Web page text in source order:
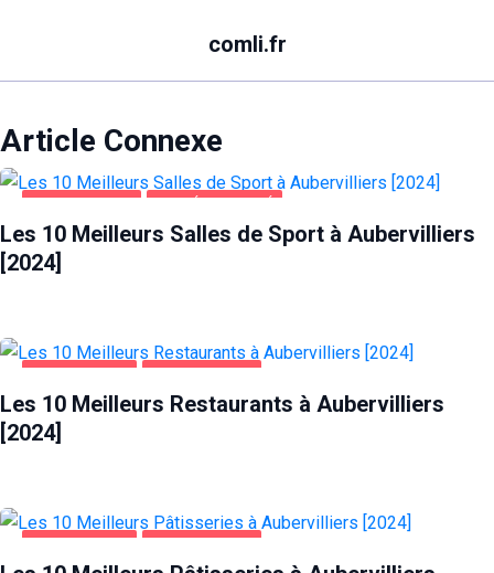
comli.fr
Article Connexe
Les 10 Meilleurs Salles de Sport à Aubervilliers
[2024]
Les 10 Meilleurs Restaurants à Aubervilliers
[2024]